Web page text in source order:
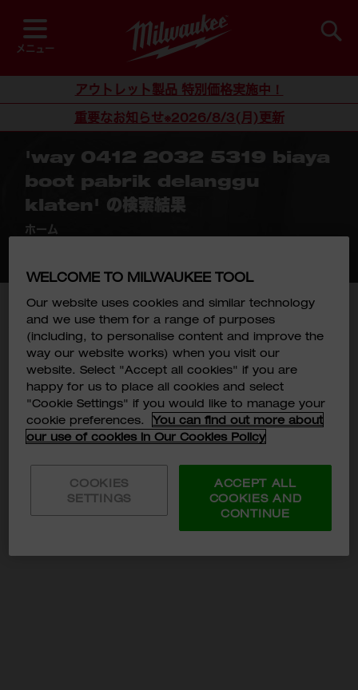
メニュー
検索
コンテンツにスキップアウトレット製品 特別価格実施中！
重要なお知らせ※2026/8/3(月)更新
'way 0412 2032 5319 biaya
boot pabrik delanggu
klaten' の検索結果
ホーム
検索に一致する商品はありませんでした。
もしかして
WAY 0412 2032 5319 BAYS BOOT PABRIK
DELANGGU KLATEN
関連する検索キーワード
BOOT
2032
BOOTS
WELCOME TO MILWAUKEE TOOL
Our website uses cookies and similar technology
and we use them for a range of purposes
(including, to personalise content and improve the
way our website works) when you visit our
website. Select "Accept all cookies" if you are
happy for us to place all cookies and select
"Cookie Settings" if you would like to manage your
cookie preferences.
You can find out more about
our use of cookies in Our Cookies Policy
COOKIES
SETTINGS
ACCEPT ALL
COOKIES AND
CONTINUE